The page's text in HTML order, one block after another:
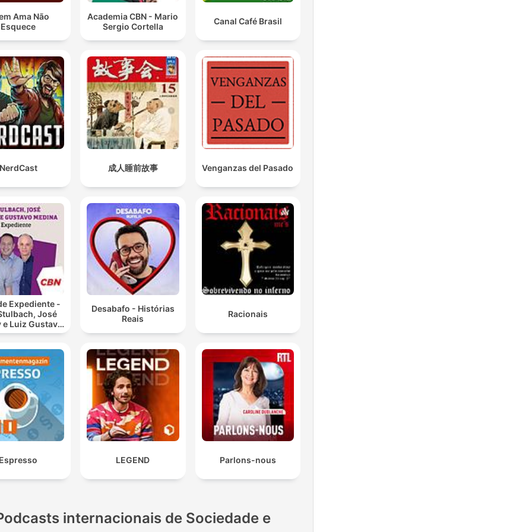
Ama Não
Esquece
Academia CBN - Mario
Sergio Cortella
Canal Café Brasil
成人睡前故事 Venganzas del Pasado
Expediente -
José
e Luiz Gustavo
Medina
Desabafo - Histórias
Reais
Racionais
LEGEND Parlons-nous
internacionais de Sociedade e